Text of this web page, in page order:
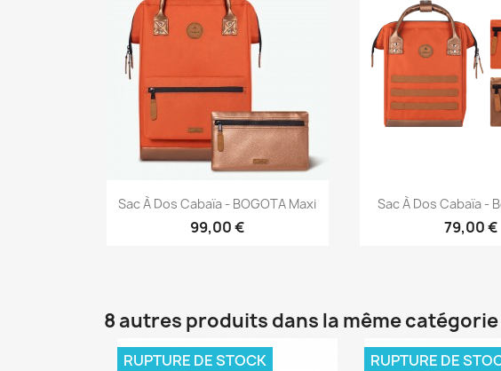
Aperçu rapide
Sac À Dos Cabaïa - BOGOTA Maxi
99,00 €
Aperçu
Sac À Dos Cabaïa -
79,00 €
8 autres produits dans la même catégorie
RUPTURE DE STOCK RUPTURE DE